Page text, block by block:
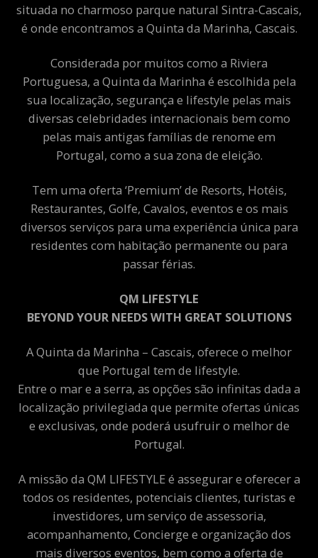
situada no charmoso parque natural Sintra-Cascais,
é onde encontramos a Quinta da Marinha, Cascais.
Considerada por muitos como a Riviera
Portuguesa, a Quinta da Marinha é escolhida pela
sua localização, segurança e lifestyle pelas mais
diversas celebridades internacionais bem como
pelas mais antigas famílias de renome em
Portugal, como a sua zona de eleição.
Tem uma oferta ‘Premium’ de Resorts, Hotéis,
Restaurantes, Golfe, Cavalos, eventos e os mais
diversos serviços para uma experiência única para
residentes com habitação permanente ou para
passar férias.
QM LIFESTYLE
BEYOND YOUR NEEDS WITH GREAT SOLUTIONS
A Quinta da Marinha – Cascais, oferece o melhor
que Portugal tem de lifestyle.
Entre o mar e a serra, as opções são infinitas dada a
localização privilegiada que permite ofertas únicas
e exclusivas, onde poderá usufruir o melhor de
Portugal.
A missão da QM LIFESTYLE é assegurar e oferecer a
todos os residentes, potenciais clientes, turistas e
investidores, um serviço de assessoria,
acompanhamento, Concierge e organização dos
mais diversos eventos, bem como a oferta de